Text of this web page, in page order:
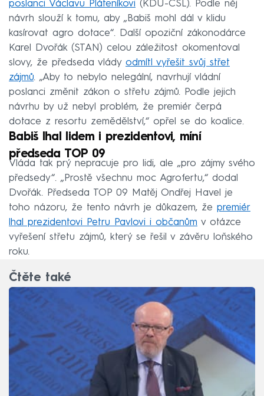
poslanci Václavu Pláteníkovi (KDU-ČSL). Podle něj
návrh slouží k tomu, aby „Babiš mohl dál v klidu
kasírovat agro dotace“. Další opoziční zákonodárce
Karel Dvořák (STAN) celou záležitost okomentoval
slovy, že předseda vlády odmítl vyřešit svůj střet
zájmů. „Aby to nebylo nelegální, navrhují vládní
poslanci změnit zákon o střetu zájmů. Podle jejich
návrhu by už nebyl problém, že premiér čerpá
dotace z resortu zemědělství,“ opřel se do koalice.
Babiš lhal lidem i prezidentovi, míní
předseda TOP 09
Vláda tak prý nepracuje pro lidi, ale „pro zájmy svého
předsedy“. „Prostě všechnu moc Agrofertu,“ dodal
Dvořák. Předseda TOP 09 Matěj Ondřej Havel je
toho názoru, že tento návrh je důkazem, že premiér
lhal prezidentovi Petru Pavlovi i občanům v otázce
vyřešení střetu zájmů, který se řešil v závěru loňského
roku.
Čtěte také